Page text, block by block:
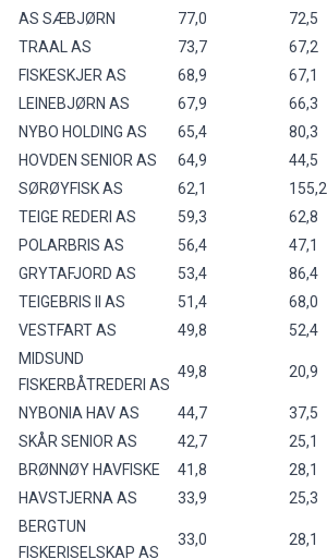
AS SÆBJØRN
77,0 72,5
TRAAL AS
73,7 67,2
FISKESKJER AS
68,9 67,1
LEINEBJØRN AS
67,9 66,3
NYBO HOLDING AS
65,4 80,3
HOVDEN SENIOR AS
64,9 44,5
SØRØYFISK AS
62,1 155,2
TEIGE REDERI AS
59,3 62,8
POLARBRIS AS
56,4 47,1
GRYTAFJORD AS
53,4 86,4
TEIGEBRIS II AS
51,4 68,0
VESTFART AS
49,8 52,4
MIDSUND
FISKERBÅTREDERI AS
49,8 20,9
NYBONIA HAV AS 44,7 37,5
SKÅR SENIOR AS
42,7 25,1
BRØNNØY HAVFISKE
41,8 28,1
HAVSTJERNA AS
33,9 25,3
BERGTUN
FISKERISELSKAP AS
33,0 28,1